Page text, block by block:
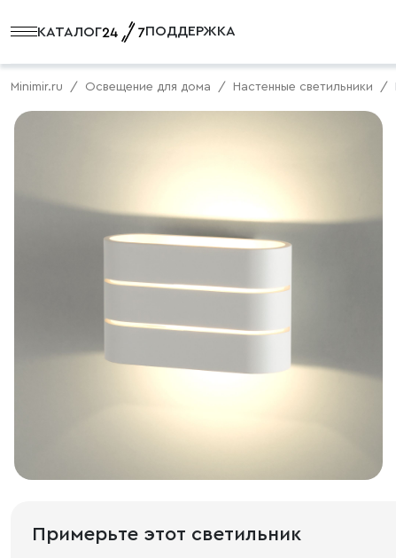
КАТАЛОГ ПОДДЕРЖКА
Minimir.ru Освещение для дома Настенные светильники
Примерьте этот светильник